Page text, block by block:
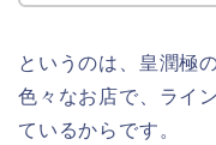
というのは、皇潤極
色々なお店で、ライ
ているからです。